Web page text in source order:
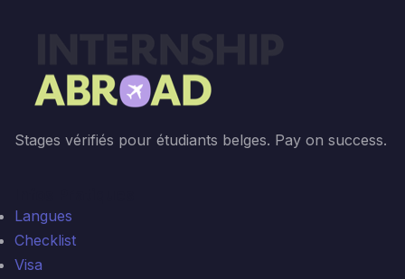
Stages vérifiés pour étudiants belges. Pay on success.
Langues
Checklist
Visa